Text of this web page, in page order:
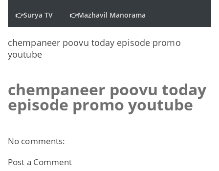
👉Surya TV 👉Mazhavil Manorama
chempaneer poovu today episode promo
youtube
chempaneer poovu today
episode promo youtube
No comments:
Post a Comment